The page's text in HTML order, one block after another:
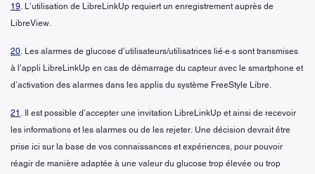
19. L’utilisation de LibreLinkUp requiert un enregistrement auprès de
LibreView.
20. Les alarmes de glucose d’utilisateurs/utilisatrices lié·e·s sont transmises
à l’appli LibreLinkUp en cas de démarrage du capteur avec le smartphone et
d’activation des alarmes dans les applis du système FreeStyle Libre.
21 . Il est possible d’accepter une invitation LibreLinkUp et ainsi de recevoir
les informations et les alarmes ou de les rejeter. Une décision devrait être
prise ici sur la base de vos connaissances et expériences, pour pouvoir
réagir de manière adaptée à une valeur du glucose trop élevée ou trop